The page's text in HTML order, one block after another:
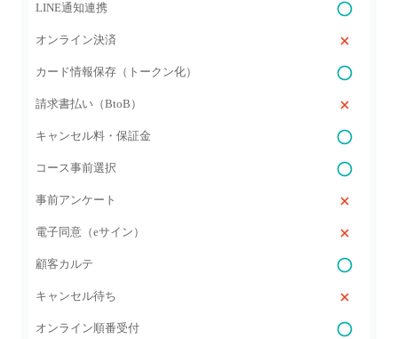
LINE通知連携
オンライン決済
カード情報保存（トークン化）
請求書払い（BtoB）
キャンセル料・保証金
コース事前選択
事前アンケート
電子同意（eサイン）
顧客カルテ
キャンセル待ち
オンライン順番受付